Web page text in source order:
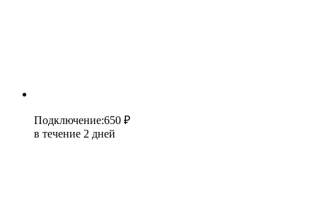
Подключение:650 ₽
в течение 2 дней